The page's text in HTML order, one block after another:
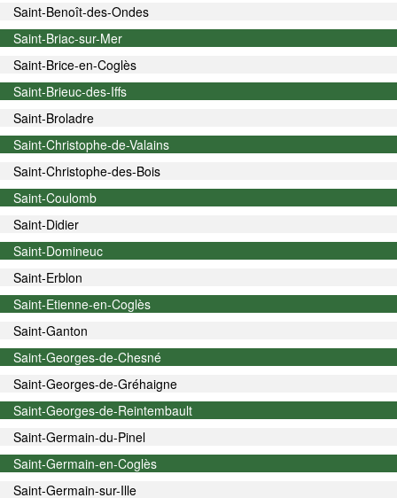
Saint-Benoît-des-Ondes
Saint-Briac-sur-Mer
Saint-Brice-en-Coglès
Saint-Brieuc-des-Iffs
Saint-Broladre
Saint-Christophe-de-Valains
Saint-Christophe-des-Bois
Saint-Coulomb
Saint-Didier
Saint-Domineuc
Saint-Erblon
Saint-Etienne-en-Coglès
Saint-Ganton
Saint-Georges-de-Chesné
Saint-Georges-de-Gréhaigne
Saint-Georges-de-Reintembault
Saint-Germain-du-Pinel
Saint-Germain-en-Coglès
Saint-Germain-sur-Ille